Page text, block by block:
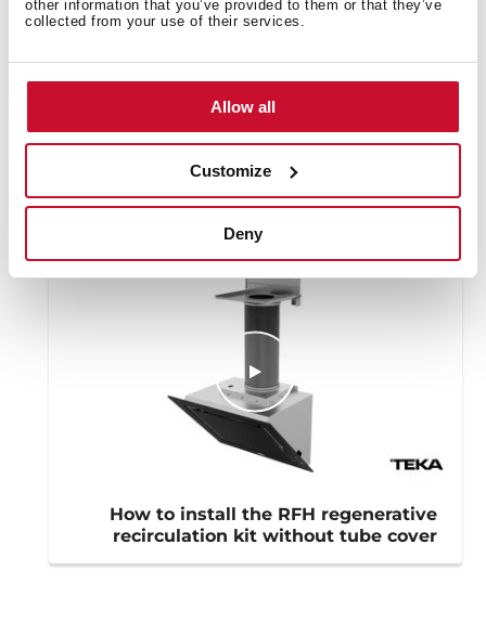
other information that you’ve provided to them or that they’ve
collected from your use of their services.
Allow all
Customize
Deny
recirculation kit with tube cover
How to install the RFH regenerative
recirculation kit without tube cover